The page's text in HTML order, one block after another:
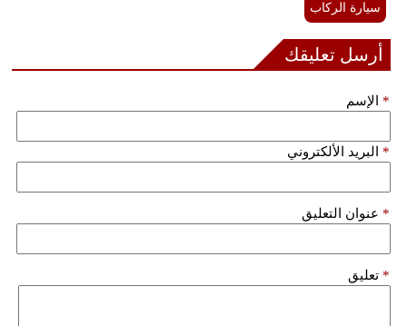
سيارة الركاب
أرسل تعليقك
الإسم *
البريد الألكتروني *
عنوان التعليق *
تعليق *